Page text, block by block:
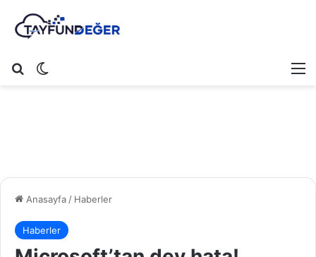
Arama yap ...
Anasayfa/ Haberler
Haberler